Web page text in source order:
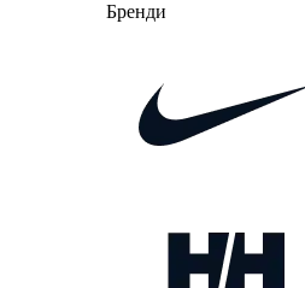
Бренди